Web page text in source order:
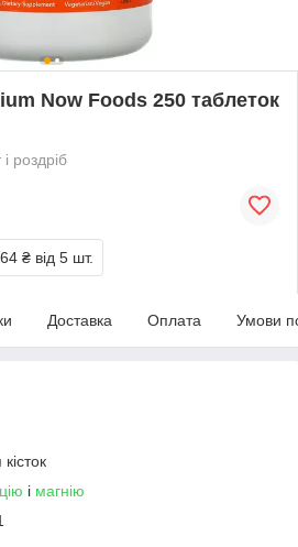
Now Foods 250 таблеток
роздріб
₴ від 5 шт.
Доставка Оплата Умови
і магнію